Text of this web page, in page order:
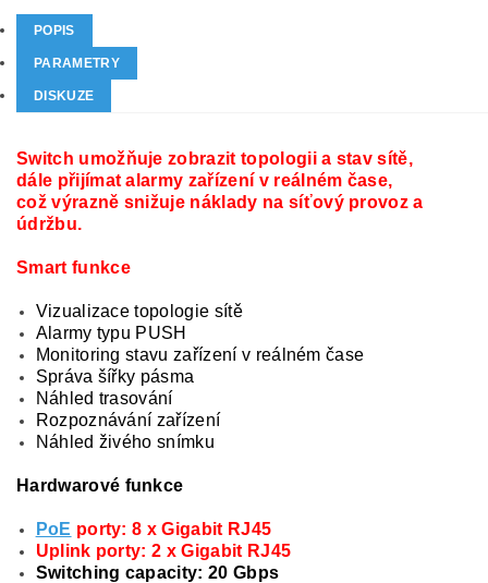
POPIS
PARAMETRY
DISKUZE
Switch umožňuje zobrazit topologii a stav sítě,
dále přijímat alarmy zařízení v reálném čase,
což výrazně snižuje náklady na síťový provoz a
údržbu.
Smart funkce
Vizualizace topologie sítě
Alarmy typu PUSH
Monitoring stavu zařízení v reálném čase
Správa šířky pásma
Náhled trasování
Rozpoznávání zařízení
Náhled živého snímku
Hardwarové funkce
PoE porty: 8 x Gigabit RJ45
Uplink porty: 2 x Gigabit RJ45
Switching capacity: 20 Gbps